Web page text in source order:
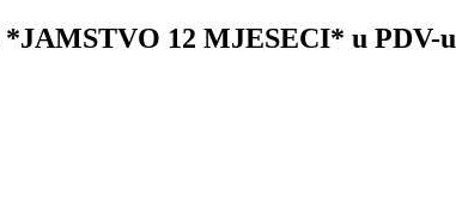
12 MJESECI* u PDV-u